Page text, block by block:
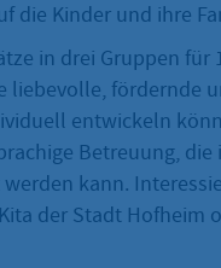
die Kinder und ihre
in drei Gruppen für
liebevolle, fördernde
entwickeln
Betreuung, die
kann.
der Stadt Hofheim